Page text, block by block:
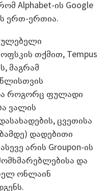
Alphabet-ის Google
ერთ-ერთია.
თქმით, Tempus
მაგრამ
როგორც ფულადი
ვალის
ცვეთისა
დადებითი
არის Groupon-ის
და
ონლაინ